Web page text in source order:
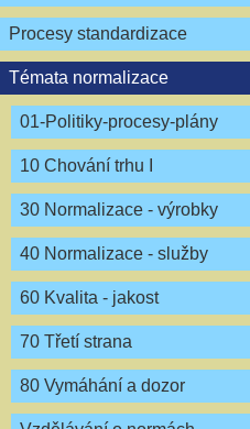
Procesy standardizace
Témata normalizace
01-Politiky-procesy-plány
10 Chování trhu I
30 Normalizace - výrobky
40 Normalizace - služby
60 Kvalita - jakost
70 Třetí strana
80 Vymáhání a dozor